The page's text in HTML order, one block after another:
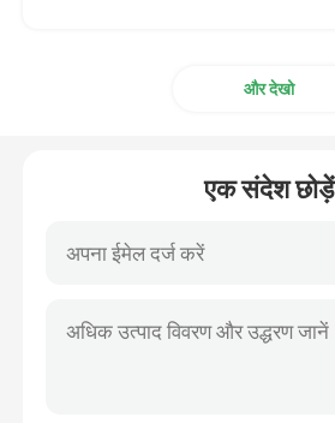
मामले
एक उद्धरण का अनुरोध करें
और देखो
एक संदेश छोड़ें